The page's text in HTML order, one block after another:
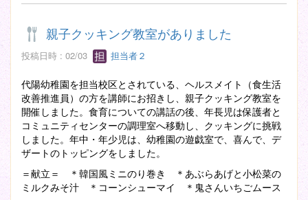
親子クッキング教室がありました
投稿日時 : 02/03 担当者２
代陽幼稚園を担当校区とされている、ヘルスメイト（食生活
改善推進員）の方を講師にお招きし、親子クッキング教室を
開催しました。食育についての講話の後、年長児は保護者と
コミュニティセンターの調理室へ移動し、クッキングに挑戦
しました。年中・年少児は、幼稚園の遊戯室で、喜んで、デ
ザートのトッピングをしました。
＝献立＝ ＊韓国風ミニのり巻き ＊あぶらあげと小松菜の
ミルクみそ汁 ＊コーンシューマイ ＊鬼さんいちごムース